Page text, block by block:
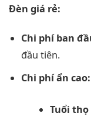
Đèn giá rẻ:
Chi phí ban
đầu tiên.
Chi phí ẩn cao:
Tuổi